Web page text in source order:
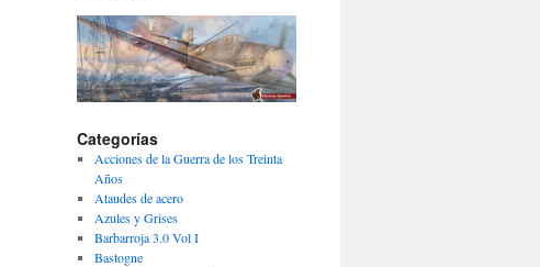
Categorías
Acciones de la Guerra de los Treinta
Años
Ataudes de acero
Azules y Grises
Barbarroja 3.0 Vol I
Bastogne